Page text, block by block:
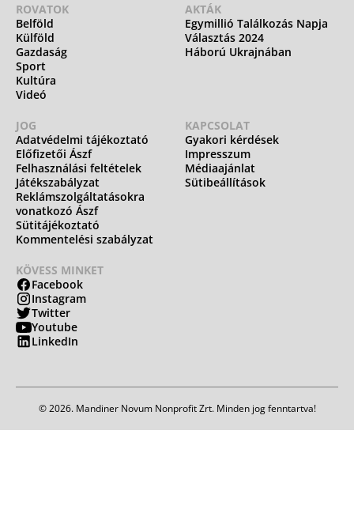
ROVATOK
Belföld
Külföld
Gazdaság
Sport
Kultúra
Videó
AKTÁK
Egymillió Találkozás Napja
Választás 2024
Háború Ukrajnában
JOG
Adatvédelmi tájékoztató
Előfizetői Ászf
Felhasználási feltételek
Játékszabályzat
Reklámszolgáltatásokra
vonatkozó Ászf
Sütitájékoztató
Kommentelési szabályzat
KAPCSOLAT
Gyakori kérdések
Impresszum
Médiaajánlat
Sütibeállítások
KÖVESS MINKET
Facebook
Instagram
Twitter
Youtube
LinkedIn
© 2026. Mandiner Novum Nonprofit Zrt. Minden jog fenntartva!